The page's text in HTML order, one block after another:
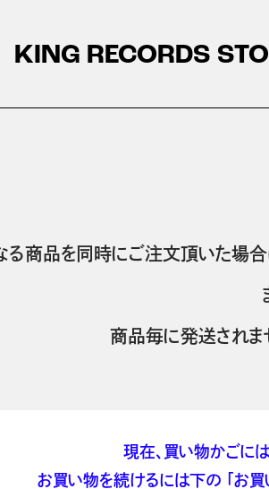
KING RECORDS
商品を同時にご注文頂いた場合
商品毎に発送されま
現在、買い物かごに
お買い物を続けるには下の 「お買